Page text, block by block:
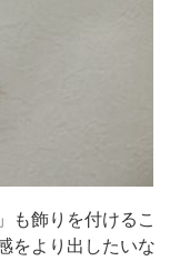
も飾りを付けるこ
をより出したいな